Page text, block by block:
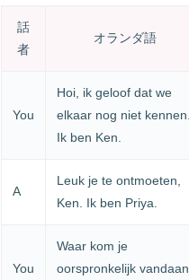
話
者
オランダ語
You
Hoi, ik geloof dat we
elkaar nog niet kennen.
Ik ben Ken.
A
Leuk je te ontmoeten,
Ken. Ik ben Priya.
You
Waar kom je
oorspronkelijk vandaan,